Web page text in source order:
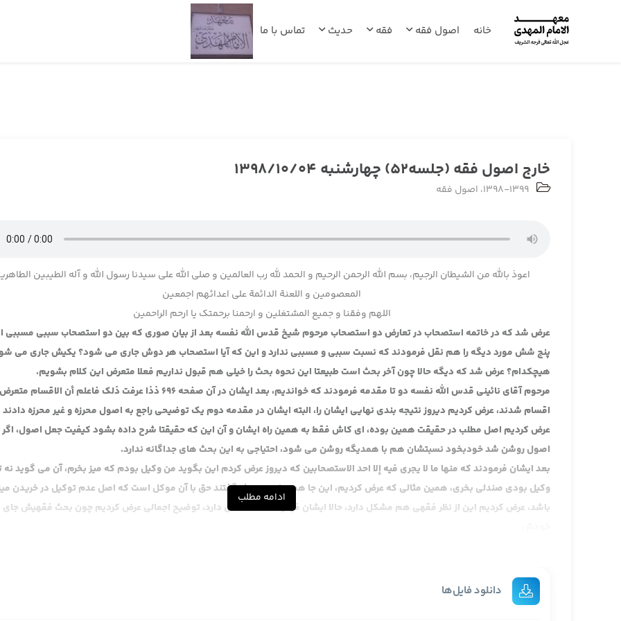
خانه اصول فقه فقه حدیث تماس با ما
خارج اصول فقه (جلسه52) چهارشنبه 1398/10/04
1398-1399، اصول فقه
اعوذ بالله من الشیطان الرجیم، بسم الله الرحمن الرحیم و الحمد لله رب العالمین و صلی الله علی سیدنا رسول الله و آله الطیبین
المعصومین و اللعنة الدائمة علی اعدائهم اجمعین
اللهم وفقنا و جمیع المشتغلین و ارحمنا برحمتک یا ارحم الراحمین
عرض شد که در خاتمه استصحاب در تعارض دو استصحاب مرحوم شیخ قدس الله نفسه بعد از بیان صوری که بین دو استصحاب سببی
پنج شش مورد دیگه را هم نقل فرمودند که نسبت سببی و مسببی ندارد و این که آیا استصحاب هر دوش جاری می شود؟ یکیش جاری می
هیچکدام؟ عرض شد که دیگه حالا چون آخر بحث است طبیعتا این نحوه بحث را خیلی هم قبول نداریم فعلا متعرض این کلام بشویم.
مرحوم آقای نائینی قدس الله نفسه دو تا مقدمه فرمودند که خواندیم، بعد ایشان در آن صفحه 696 ذذا عرفت ذلک فاعلم أن الاقسام متعرض
اقسام شدند، عرض کردیم دیروز نتیجه بندی نهایی ایشان را، البته ایشان در مقدمه دوم یک توضیحی راجع به اصول محرزه و غیر محرزه
عرض کردیم اصل مطلب در حقیقت همین بوده، ای کاش فقط به همین راه ایشان و آن این که حقیقتا شرح داده بشود کیفیت جعل اصول،
اصول روشن شد خودبخود نسبتشان هم با همدیگه روشن می شود، احتیاجی به این بحث های جداگانه ندارد.
بعد ایشان فرمودند که منها ما لا یجری فیه إلا احد الاستصحابین که دیروز عرض کردم این بگوید من وکیل بودم که میز بخرم، آن می گوید نه
وکیل بودی صندلی بخری، همین مثالی که عرض کردیم، این جا هم بنا بر معروف گفتند حق با آن موکل است که اصل عدم توکیل در خریدن
باشد، عرض کردیم این از نظر فقهی هم مشکل دارد، حالا ایشان فرمودند اما مشکل دارد، توضیح اجمالی عرض کردیم چون بحث فقهیش جای
و ماء است غفلتا وضو بگیرد چون بنا بر معروف گفتند که استصحاب حدث جاری می شود و استصحاب طهارت اعضاء لکن این مشکل ندارد،
نیست یعنی ممکن است انسان بدنش پاک باشد لکن وضو نداشته باشد یا وضو داشته باشد بدنش هم نجس باشد لذا این مشکل ندارد لذا هر
ادامه مطلب
دانلود فایل‌ها